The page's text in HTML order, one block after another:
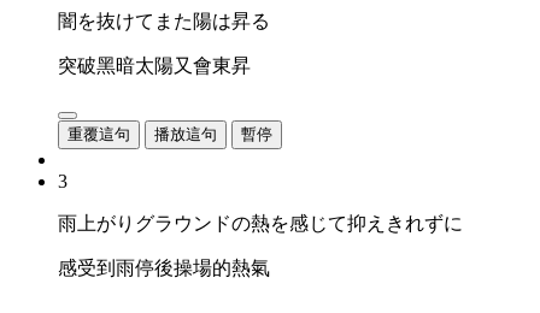
闇を抜けてまた陽は昇る
突破黑暗太陽又會東昇
重覆這句 播放這句 暫停
3
雨上がりグラウンドの熱を感じて抑えきれずに
感受到雨停後操場的熱氣